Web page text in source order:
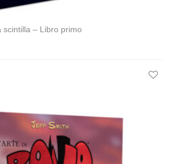
scintilla – Libro primo